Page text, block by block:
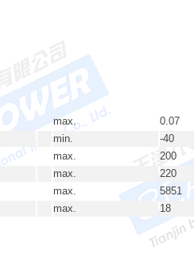
max. 0.07
min. -40
max. 200
max. 220
max. 5851
max. 18